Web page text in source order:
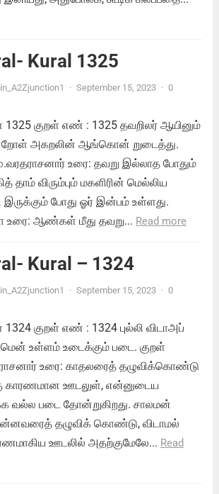
Kural 1325
· September 15, 2023 · 0
1325 குறள் எண் : 1325 தவறிலர் ஆயினும்
அகறலின் ஆங்கொன் றுடைத்து.
உரை: தவறு இல்லாத போதும்
தாம் விரும்பும் மகளிரின் மெல்லிய
போது ஓர் இன்பம் உள்ளது.
உரை: ஆண்கள் மீது தவறு... Read more
Kural – 1324
· September 15, 2023 · 0
1324 குறள் எண் : 1324 புல்லி விடாஅப்
உள்ளம் உடைக்கும் படை. குறள்
உரை: காதலரைத் தழுவிக்கொண்டு
காரணமான ஊடலுள், என்னுடைய
வல்ல படை தோன்றுகிறது. சாலமன்
தழுவிக் கொண்டு, விடாமல்
ஊடலில் அதற்குமேலே... Read